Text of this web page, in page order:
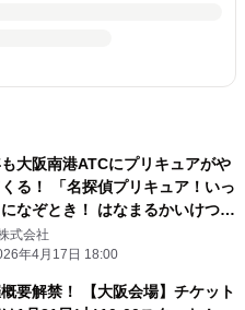
大阪南港ATCにプリキュアがや
る！ 「名探偵プリキュア！いっ
になぞとき！ はなまるかいけつフ
ィバル！」 大阪南港ATCにて、
日(土)より開催決定！！ 「グッ
きチケット」先行抽選受付は 4月
土)10時より開始！ 一般発売は、
式会社
年4月17日 18:00
要解禁！ 【大阪会場】チケット